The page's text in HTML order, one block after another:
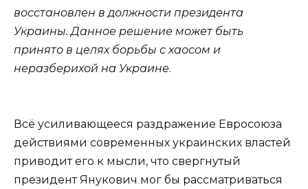
восстановлен в должности президента
Украины. Данное решение может быть
принято в целях борьбы с хаосом и
неразберихой на Украине.
Всё усиливающееся раздражение Евросоюза
действиями современных украинских властей
приводит его к мысли, что свергнутый
президент Янукович мог бы рассматриваться